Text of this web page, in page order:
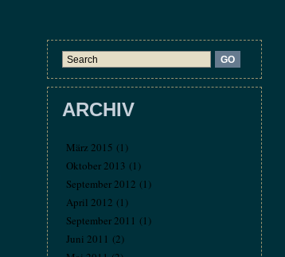
ARCHIV
März 2015 (1)
Oktober 2013 (1)
September 2012 (1)
April 2012 (1)
September 2011 (1)
Juni 2011 (2)